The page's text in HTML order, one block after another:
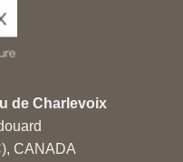
de Charlevoix
CANADA